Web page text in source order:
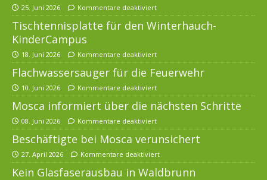
25. Juni 2026 Kommentare deaktiviert
Tischtennisplatte für den Winterhauch-
KinderCampus
18. Juni 2026 Kommentare deaktiviert
Flachwassersauger für die Feuerwehr
10. Juni 2026 Kommentare deaktiviert
Mosca informiert über die nächsten Schritte
08. Juni 2026 Kommentare deaktiviert
Beschäftigte bei Mosca verunsichert
27. April 2026 Kommentare deaktiviert
Kein Glasfaserausbau in Waldbrunn